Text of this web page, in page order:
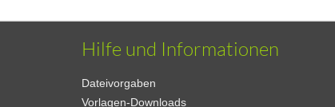
Hilfe und Informationen
Dateivorgaben
Vorlagen-Downloads